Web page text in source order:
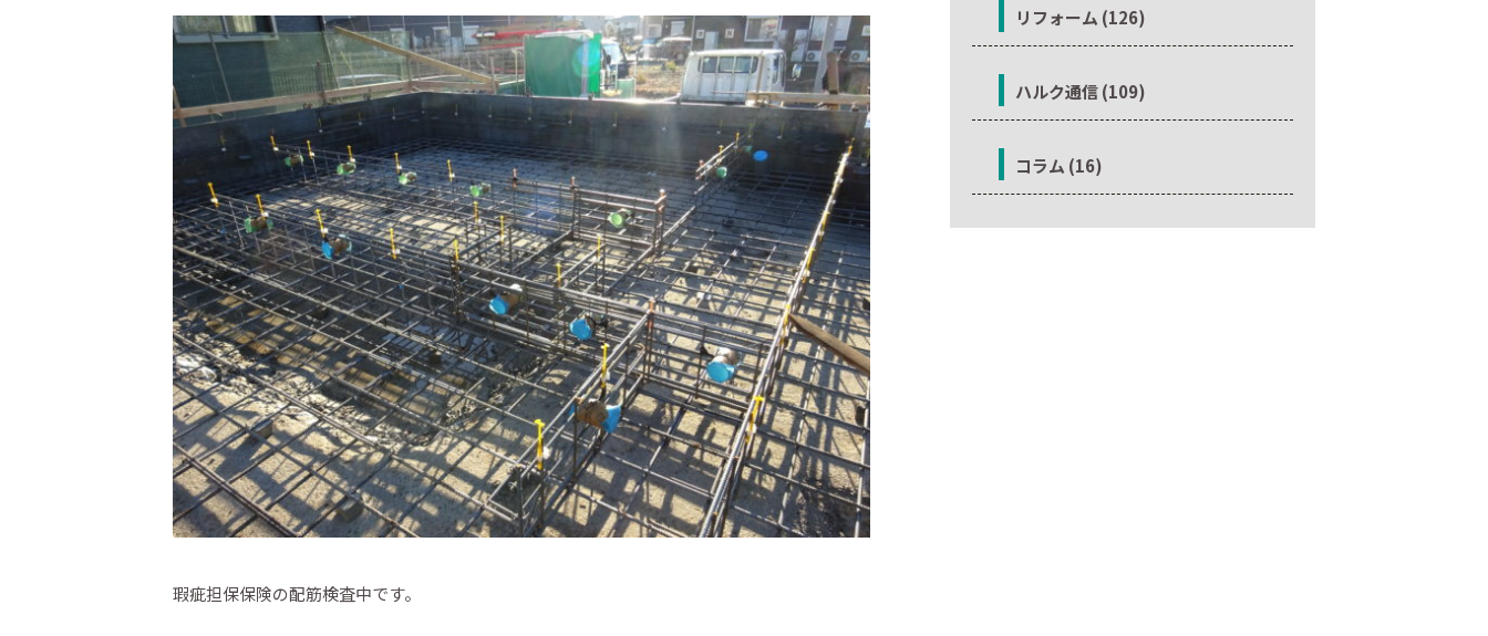
瑕疵担保保険の配筋検査中です。
リフォーム (126)
ハルク通信 (109)
コラム (16)